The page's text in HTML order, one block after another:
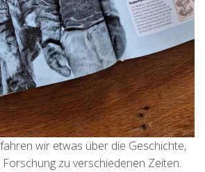
wir etwas über die Geschichte,
zu verschiedenen Zeiten.